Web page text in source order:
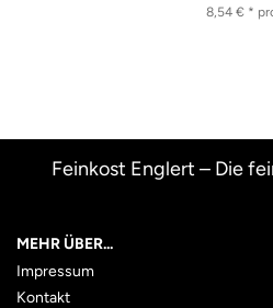
8,54 € *
Feinkost Englert – Die
MEHR ÜBER...
Impressum
Kontakt